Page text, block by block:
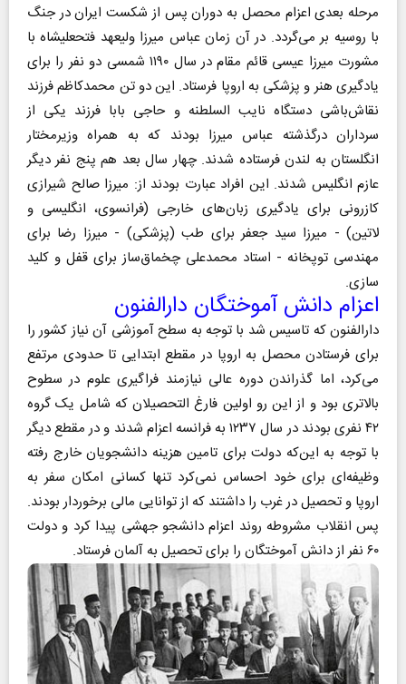
مرحله بعدی اعزام محصل به دوران پس از شکست ایران در جنگ
با روسیه بر می‌گردد. در آن زمان عباس میرزا ولیعهد فتحعلیشاه با
مشورت میرزا عیسی قائم مقام در سال ۱۱۹۰ شمسی دو نفر را برای
یادگیری هنر و پزشکی به اروپا فرستاد. این دو تن محمدکاظم فرزند
نقاش‌باشی دستگاه نایب السلطنه و حاجی بابا فرزند یکی از
سرداران درگذشته عباس میرزا بودند که به همراه وزیرمختار
انگلستان به لندن فرستاده شدند. چهار سال بعد هم پنج نفر دیگر
عازم انگلیس شدند. این افراد عبارت بودند از: میرزا صالح شیرازی
کازرونی برای یادگیری زبان‌های خارجی (فرانسوی، انگلیسی و
لاتین) - میرزا سید جعفر برای طب (پزشکی) - میرزا رضا برای
مهندسی توپخانه - استاد محمدعلی چخماق‌ساز برای قفل و کلید
سازی.
اعزام دانش آموختگان دارالفنون
دارالفنون که تاسیس شد با توجه به سطح آموزشی آن نیاز کشور را
برای فرستادن محصل به اروپا در مقطع ابتدایی تا حدودی مرتفع
می‌کرد، اما گذراندن دوره عالی نیازمند فراگیری علوم در سطوح
بالاتری بود و از این رو اولین فارغ التحصیلان که شامل یک گروه
۴۲ نفری بودند در سال ۱۲۳۷ به فرانسه اعزام شدند و در مقطع دیگر
با توجه به این‌که دولت برای تامین هزینه دانشجویان خارج رفته
وظیفه‌ای برای خود احساس نمی‌کرد تنها کسانی امکان سفر به
اروپا و تحصیل در غرب را داشتند که از توانایی مالی برخوردار بودند.
پس انقلاب مشروطه روند اعزام دانشجو جهشی پیدا کرد و دولت
۶۰ نفر از دانش آموختگان را برای تحصیل به آلمان فرستاد.